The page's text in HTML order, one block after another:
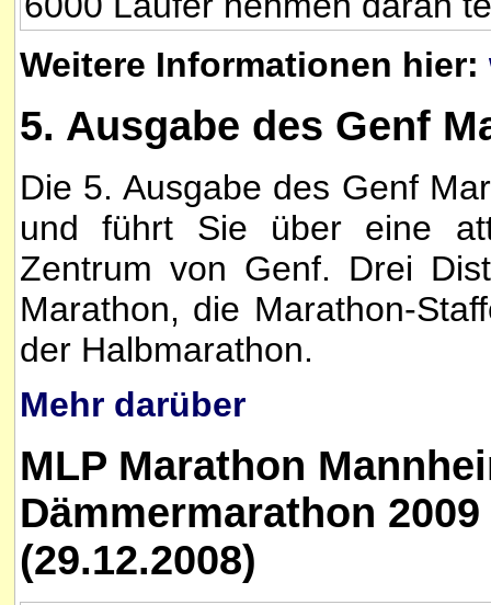
Weitere Informationen hier:
5. Ausgabe des Genf
Die 5. Ausgabe des Genf
und führt Sie über eine
Zentrum von Genf. Drei
Marathon, die Marathon-
der Halbmarathon.
Mehr darüber
MLP Marathon
Dämmermarathon
(29.12.2008)